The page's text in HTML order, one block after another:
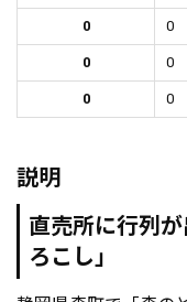
0 0
0 0
0 0
説明
直売所に行列
ろこし」